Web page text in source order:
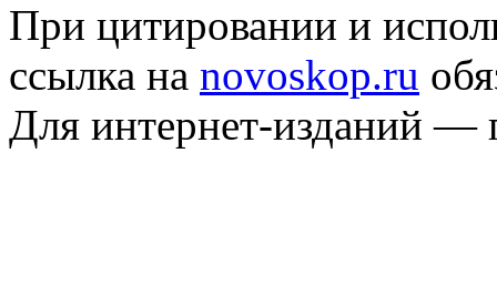
При цитировании и
ссылка на novoskop.ru
Для интернет-изданий —